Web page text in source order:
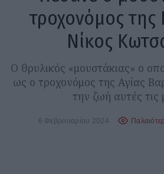
τροχονόμος της
Νίκος
Ο θρυλικός «μουστάκιας» ο
ως ο τροχονόμος της Αγίας
την ζωή αυτές τις
6 Φεβρουαρίου 2024